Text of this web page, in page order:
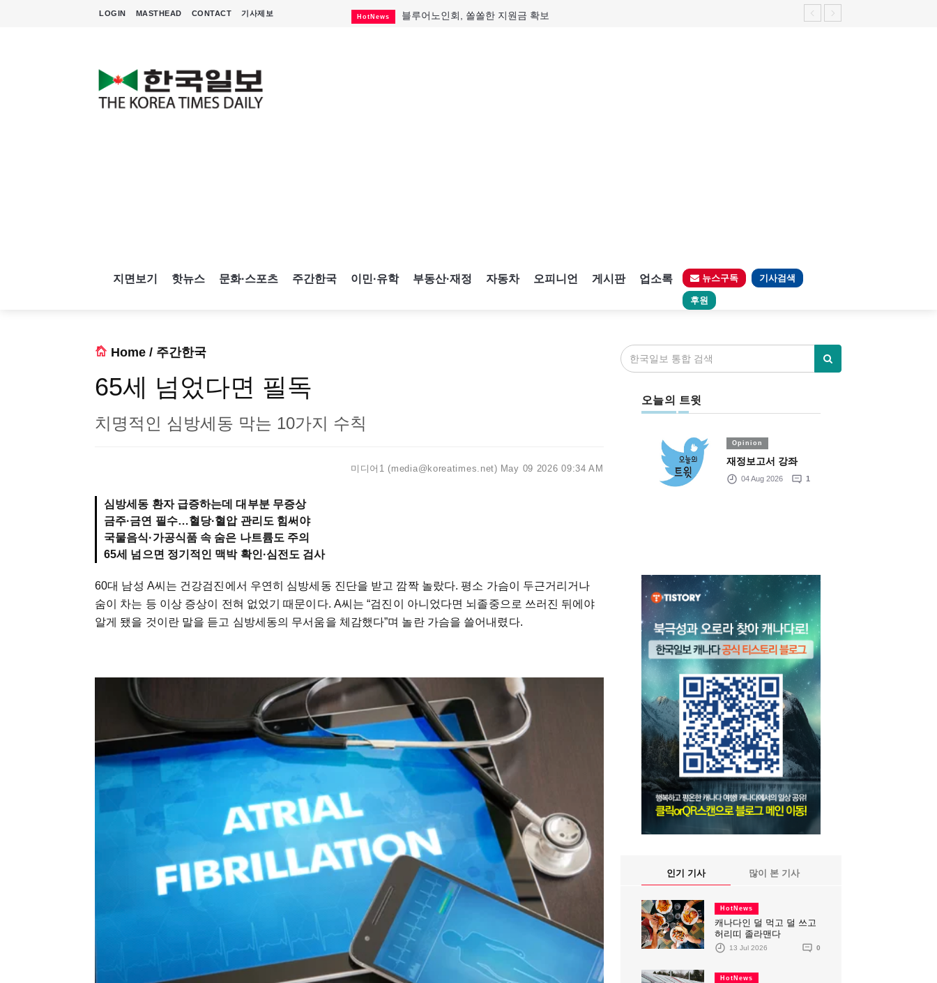
LOGIN MASTHEAD CONTACT 기사제보 HotNews 블루어노인회, 쏠쏠한 지원금 확보
지면보기 핫뉴스 문화·스포츠 주간한국 이민·유학 부동산·재정 자동차 오피니언 게시판 업소록 뉴스구독 기사검색
후원
Home / 주간한국
65세 넘었다면 필독
치명적인 심방세동 막는 10가지 수칙
미디어1 (media@koreatimes.net) May 09 2026 09:34 AM
심방세동 환자 급증하는데 대부분 무증상
금주·금연 필수…혈당·혈압 관리도 힘써야
국물음식·가공식품 속 숨은 나트륨도 주의
65세 넘으면 정기적인 맥박 확인·심전도 검사
60대 남성 A씨는 건강검진에서 우연히 심방세동 진단을 받고 깜짝 놀랐다. 평소 가슴이 두근거리거나
숨이 차는 등 이상 증상이 전혀 없었기 때문이다. A씨는 “검진이 아니었다면 뇌졸중으로 쓰러진 뒤에야
알게 됐을 것이란 말을 듣고 심방세동의 무서움을 체감했다”며 놀란 가슴을 쓸어내렸다.
오늘의 트윗
Opinion
재정보고서 강좌
04 Aug 2026 1
인기 기사 많이 본 기사
HotNews
캐나다인 덜 먹고 덜 쓰고
허리띠 졸라맨다
13 Jul 2026 0
HotNews